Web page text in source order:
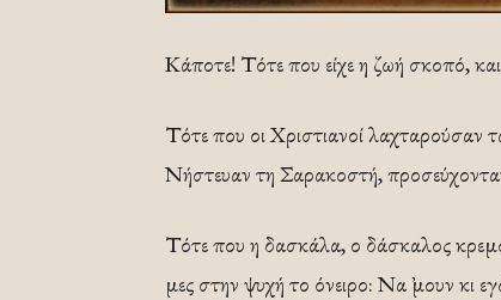
Κάποτε! Τότε που είχε η ζωή σκοπό,
Τότε που οι Χριστιανοί λαχταρούσαν
Νήστευαν τη Σαρακοστή,
Τότε που η δασκάλα, ο δάσκαλος
μες στην ψυχή το όνειρο: Να ᾿μουν κι